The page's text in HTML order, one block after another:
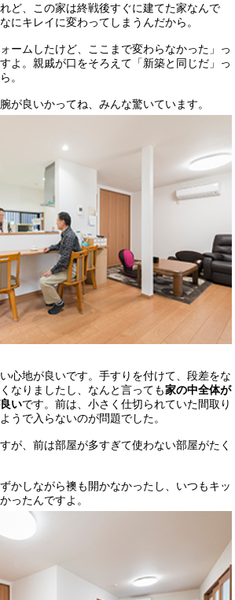
ど、この家は終戦後すぐに建てた家なんで
にキレイに変わってしまうんだから。
ームしたけど、ここまで変わらなかった」っ
よ。親戚が口をそろえて「新築と同じだ」っ
。
が良いかってね、みんな驚いています。
心地が良いです。手すりを付けて、段差をな
なりましたし、なんと言っても家の中全体が
いです。前は、小さく仕切られていた間取り
うで入らないのが問題でした。
が、前は部屋が多すぎて使わない部屋がたく
かしながら襖も開かなかったし、いつもキッ
ったんですよ。